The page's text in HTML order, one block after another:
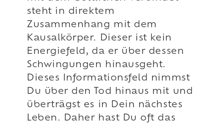
steht in direktem
Zusammenhang mit dem
Kausalkörper. Dieser ist kein
Energiefeld, da er über dessen
Schwingungen hinausgeht.
Dieses Informationsfeld nimmst
Du über den Tod hinaus mit und
überträgst es in Dein nächstes
Leben. Daher hast Du oft das